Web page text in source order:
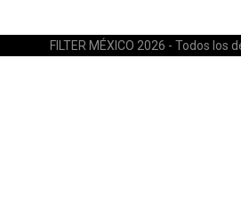
FILTER MÉXICO 2026 - Todos los